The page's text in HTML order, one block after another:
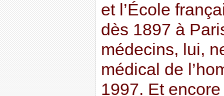
et l’École
dès 1897 à
médecins, lui,
médical de
1997. Et